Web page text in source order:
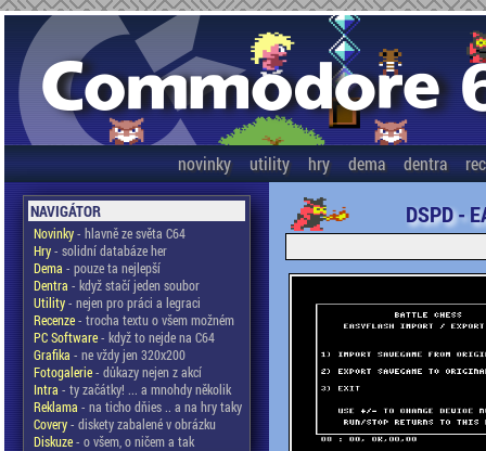
novinky utility hry dema dentra
NAVIGÁTOR
Novinky- hlavně ze světa C64
Hry- solidní databáze her
Dema - pouze ta nejlepší
Dentra - když stačí jeden soubor
Utility- nejen pro práci a legraci
Recenze- trocha textu o všem možném
PC Software- když to nejde na C64
Grafika - ne vždy jen 320x200
Fotogalerie- důkazy nejen z akcí
Intra - ty začátky! ... a mnohdy několik
Reklama - na ticho dňies .. a na hry taky
Covery- diskety zabalené v obrázku
Diskuze- o všem, o ničem a tak
DSPD -